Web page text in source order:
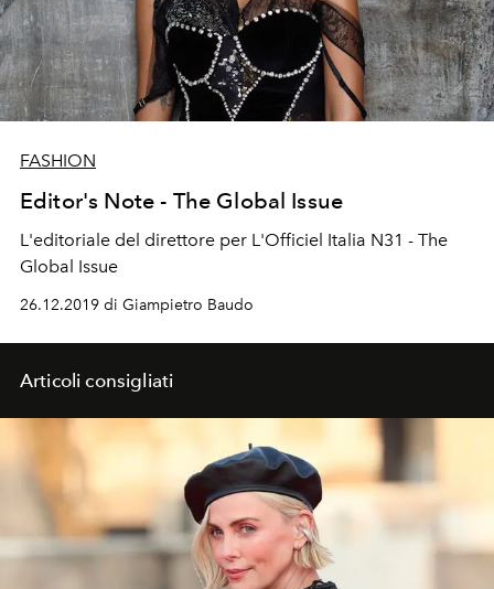
FASHION
Editor's Note - The Global Issue
L'editoriale del direttore per L'Officiel Italia N31 - The
Global Issue
26.12.2019 di Giampietro Baudo
Articoli consigliati